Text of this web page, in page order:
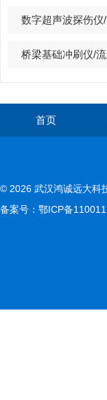
数字超声波探伤仪
桥梁基础冲刷仪/
首页
© 2026 武汉鸿诚远大
备案号： 鄂ICP备